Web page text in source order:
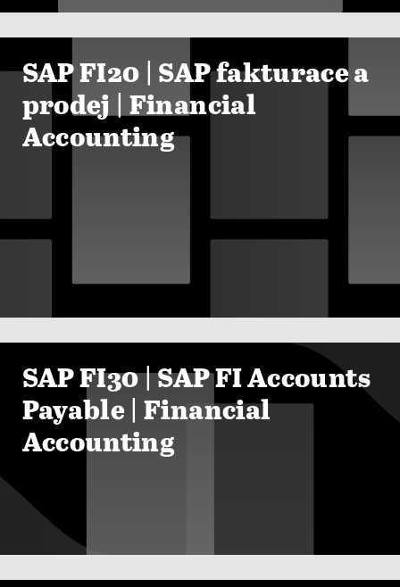

SAP FI20 | SAP fakturace a
prodej | Financial
Accounting

SAP FI30 | SAP FI Accounts
Payable | Financial
Accounting